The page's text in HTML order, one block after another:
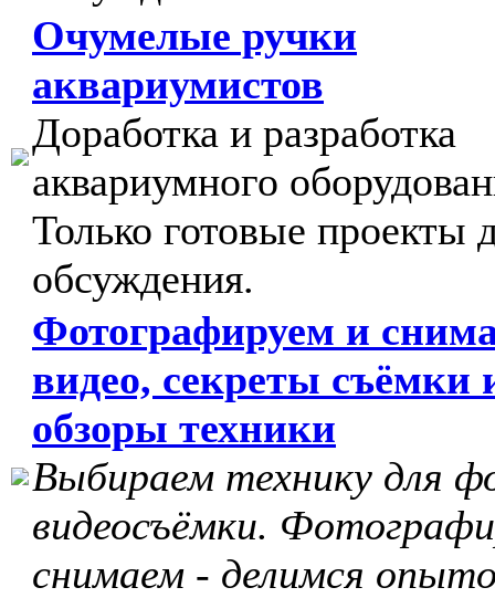
Очумелые ручки
аквариумистов
Доработка и разработка
аквариумного
Только готовые проекты
обсуждения.
Фотографируем и
видео, секреты съёмки
обзоры техники
Выбираем технику для
видеосъёмки.
снимаем - делимся